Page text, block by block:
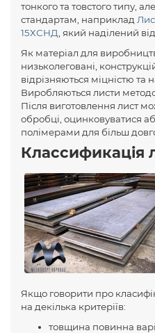
тонкого та товстого типу,
стандартам, наприклад
15ХСНД , який наділений
Як матеріал для
низьколеговані,
відрізняються міцністю та
Виробляються листи
Після виготовлення лист
обробці, оцинковуватися
полімерами для більш
Классификація
Якщо говорити про
на декілька критеріїв:
товщина повинна